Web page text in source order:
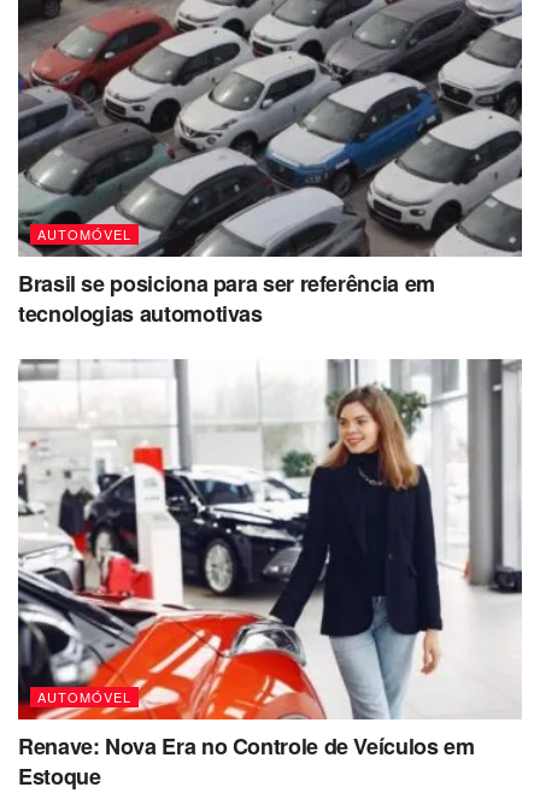
AUTOMÓVEL
Brasil se posiciona para ser referência em
tecnologias automotivas
AUTOMÓVEL
Renave: Nova Era no Controle de Veículos em
Estoque